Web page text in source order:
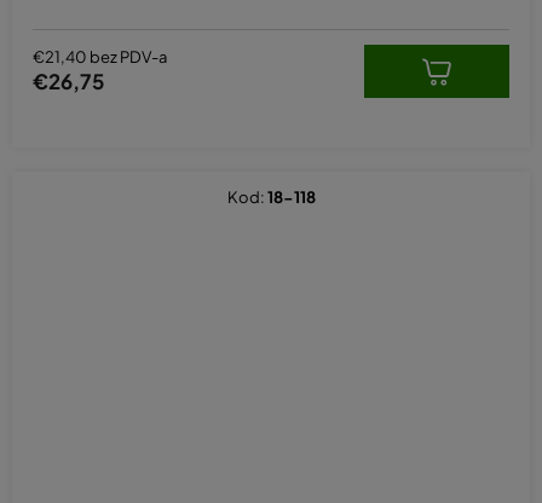
€21,40 bez PDV-a
€26,75
Kod:18-118